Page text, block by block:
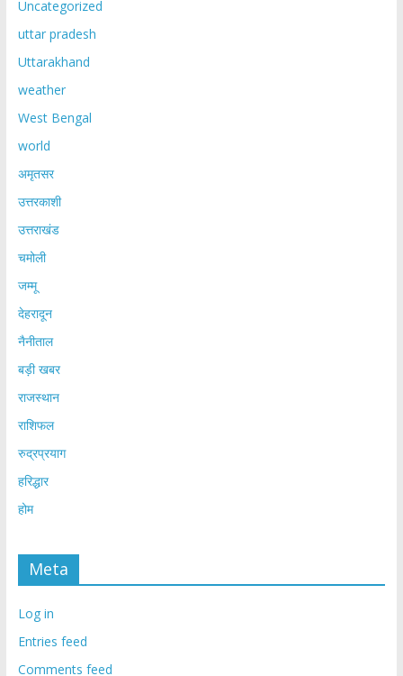
Uncategorized
uttar pradesh
Uttarakhand
weather
West Bengal
world
अमृतसर
उत्तरकाशी
उत्तराखंड
चमोली
जम्मू
देहरादून
नैनीताल
बड़ी खबर
राजस्थान
राशिफल
रुद्रप्रयाग
हरिद्धार
होम
Meta
Log in
Entries feed
Comments feed